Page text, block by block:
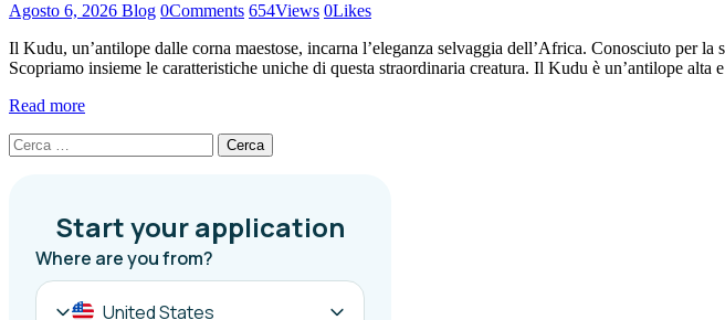
Agosto 6, 2026 Blog 0Comments 654Views 0Likes
Il Kudu, un’antilope dalle corna maestose, incarna l’eleganza selvaggia dell’Africa. Conosciuto per
Scopriamo insieme le caratteristiche uniche di questa straordinaria creatura. Il Kudu è un’antilope
Read more
Ricerca
per: